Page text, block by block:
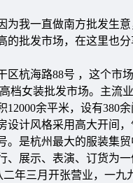
为我一直做南方批发生
批发市场，在这里也
区杭海路88号 ，这个
档女装批发市场。主流
余平米，设有380
计风格采用高大开间，
是杭州最大的服装集
展示、表演、订货为一
年三月开张营业，一